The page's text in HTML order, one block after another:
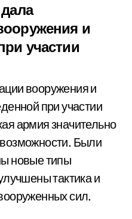
и
участии
вооружения и
при участии
армия значительно
Были
новые типы
тактика и
сил.